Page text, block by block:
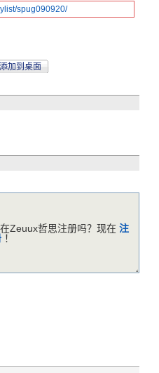
list/spug090920/
加到桌面
Zeuux哲思注册吗？现在 注
！